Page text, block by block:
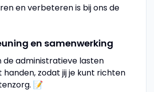
en verbeteren is bij ons de
en samenwerking
de administratieve lasten
handen, zodat jij je kunt richten
📝